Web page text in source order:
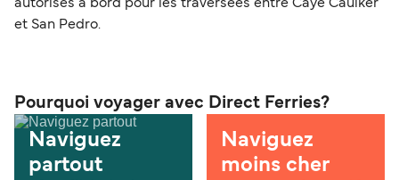
autorisés à bord pour les traversées entre Caye Caulker
et San Pedro.
Pourquoi voyager avec Direct Ferries?
Naviguez
partout
Naviguez
moins cher